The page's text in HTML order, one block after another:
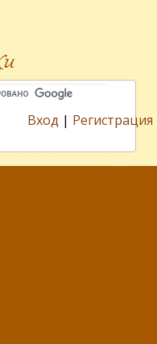
Вход | Регистрация